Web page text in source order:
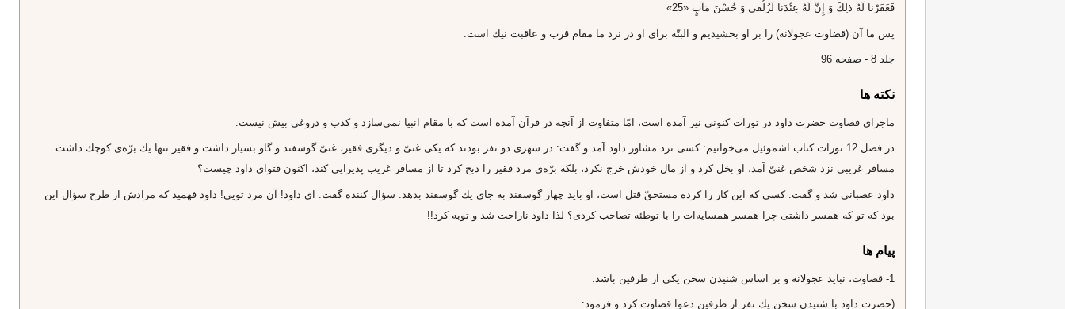
فَغَفَرْنا لَهُ ذلِكَ وَ إِنَّ لَهُ عِنْدَنا لَزُلْفى‌ وَ حُسْنَ مَآبٍ «25»
پس ما آن (قضاوت عجولانه) را بر او بخشيديم و البتّه براى او در نزد ما مقام قرب و عاقبت نيك است.
جلد 8 - صفحه 96
نکته ها
ماجراى قضاوت حضرت داود در تورات كنونى نيز آمده است، امّا متفاوت از آنچه در قرآن آمده است كه با مقام انبيا نمى‌سازد و كذب و دروغى بيش نيست.
در فصل 12 تورات كتاب اشموئيل مى‌خوانيم: كسى نزد مشاور داود آمد و گفت: در شهرى دو نفر بودند كه يكى غنىّ و ديگرى فقير، غنىّ گوسفند و گاو بسيار داشت و فقير تنها يك برّه‌ى كوچك داشت.
مسافر غريبى نزد شخص غنىّ آمد، او بخل كرد و از مال خودش خرج نكرد، بلكه برّه‌ى مرد فقير را ذبح كرد تا از مسافر غريب پذيرايى كند، اكنون فتواى داود چيست؟
داود عصبانى شد و گفت: كسى كه اين كار را كرده مستحقّ قتل است، او بايد چهار گوسفند به جاى يك گوسفند بدهد. سؤال كننده گفت: اى داود! آن مرد تويى! داود فهميد كه مرادش از طرح سؤال اين
بود كه تو كه همسر داشتى چرا همسر همسايه‌ات را با توطئه تصاحب كردى؟ لذا داود ناراحت شد و توبه كرد!!
پیام ها
1- قضاوت، نبايد عجولانه و بر اساس شنيدن سخن يكى از طرفين باشد.
(حضرت داود با شنيدن سخن يك نفر از طرفين دعوا قضاوت كرد و فرمود: